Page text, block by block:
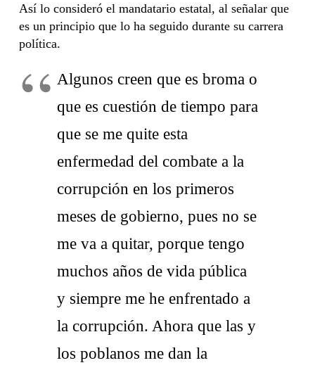
Así lo consideró el mandatario estatal, al señalar que
es un principio que lo ha seguido durante su carrera
política.
Algunos creen que es broma o
que es cuestión de tiempo para
que se me quite esta
enfermedad del combate a la
corrupción en los primeros
meses de gobierno, pues no se
me va a quitar, porque tengo
muchos años de vida pública
y siempre me he enfrentado a
la corrupción. Ahora que las y
los poblanos me dan la